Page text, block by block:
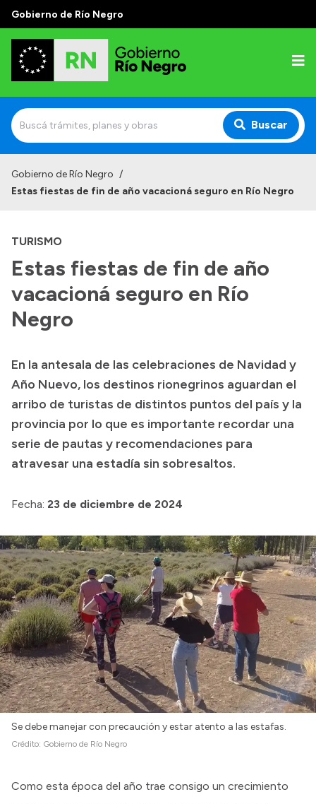
Gobierno de Río Negro
Buscar
Discursos en la Legislatura
Casa de Gobierno
Historia
Geografía
Presupuesto
Compras y licitaciones
Consulta de expedientes
Consulta de pago a proveedores
Convocatorias
Intranet
Login
Gobierno de Río Negro /
Estas fiestas de fin de año vacacioná seguro en Río Negro
TURISMO
Estas fiestas de fin de año
vacacioná seguro en Río
Negro
En la antesala de las celebraciones de Navidad y
Año Nuevo, los destinos rionegrinos aguardan el
arribo de turistas de distintos puntos del país y la
provincia por lo que es importante recordar una
serie de pautas y recomendaciones para
atravesar una estadía sin sobresaltos.
Fecha: 23 de diciembre de 2024
Se debe manejar con precaución y estar atento a las estafas.
Crédito: Gobierno de Río Negro
Como esta época del año trae consigo un crecimiento